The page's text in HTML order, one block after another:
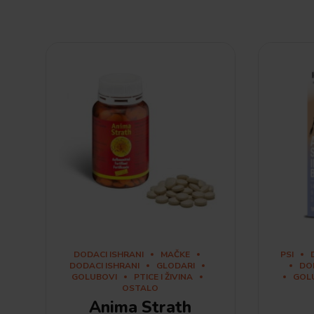
DODACI ISHRANI
MAČKE
DODACI ISHRANI
GLODARI
GOLUBOVI
PTICE I ŽIVINA
OSTALO
Anima Strath
PSI